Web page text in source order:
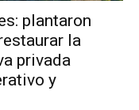
plantaron
la
privada
y